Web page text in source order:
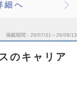
細へ
掲載期間 26/07/31～26/08/13
のキャリア